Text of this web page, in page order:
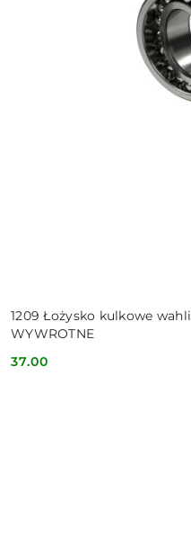
1209 Łożysko kulkowe
WYWROTNE
Cena:
37.00